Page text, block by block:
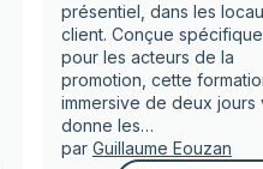
présentiel, dans les
client. Conçue
pour les acteurs de la
promotion, cette
immersive de deux jours
donne les…
par Guillaume Eouzan